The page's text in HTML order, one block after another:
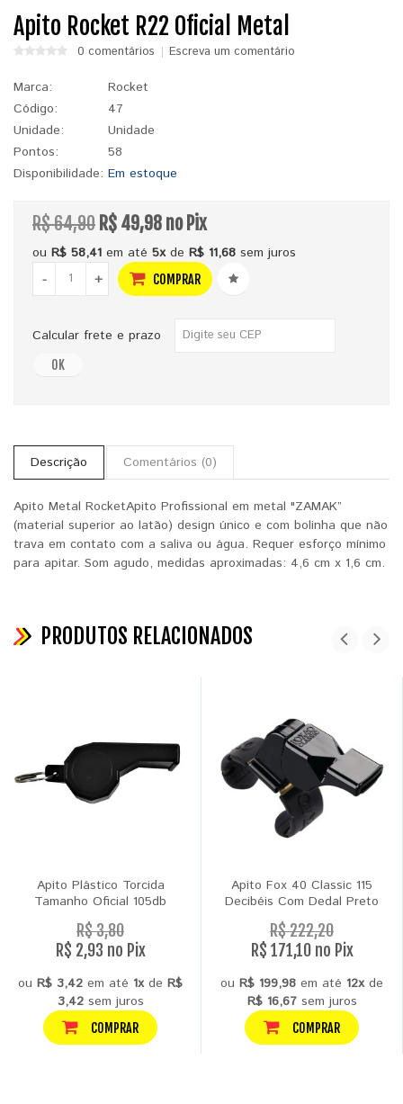
Apito Rocket R22 Oficial Metal
0 comentários Escreva um comentário
Marca:
Rocket
Código:
47
Unidade:
Unidade
Pontos:
58
Disponibilidade: Em estoque
R$ 64,90 R$ 49,98 no Pix
ou R$ 58,41 em até 5xde R$ 11,68 sem juros
-
+ COMPRAR
Calcular frete e prazo
OK
Descrição Comentários (0)
Apito Metal RocketApito Profissional em metal "ZAMAK”
(material superior ao latão) design único e com bolinha que não
trava em contato com a saliva ou água. Requer esforço mínimo
para apitar. Som agudo, medidas aproximadas: 4,6 cm x 1,6 cm.
PRODUTOS RELACIONADOS
Apito Plástico Torcida
Tamanho Oficial 105db
R$ 3,80
R$ 2,93 no Pix
ou R$ 3,42 em até 1xde R$
3,42sem juros
COMPRAR
Apito Fox 40 Classic 115
Decibéis Com Dedal Preto
R$ 222,20
R$ 171,10 no Pix
ou R$ 199,98 em até 12xde
R$ 16,67sem juros
COMPRAR